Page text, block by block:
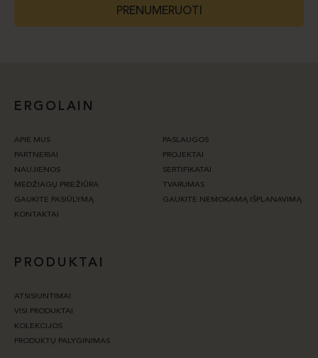
PRENUMERUOTI
ERGOLAIN
APIE MUS
PASLAUGOS
PARTNERIAI
PROJEKTAI
NAUJIENOS
SERTIFIKATAI
MEDŽIAGŲ PRIEŽIŪRA
TVARUMAS
GAUKITE PASIŪLYMĄ
GAUKITE NEMOKAMĄ IŠPLANAVIMĄ
KONTAKTAI
PRODUKTAI
ATSISIUNTIMAI
VISI PRODUKTAI
KOLEKCIJOS
PRODUKTŲ PALYGINIMAS